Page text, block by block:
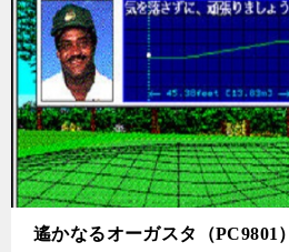
遙かなるオーガスタ（PC9801）